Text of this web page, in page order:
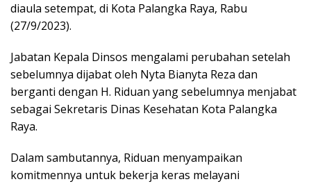
diaula setempat, di Kota Palangka Raya, Rabu
(27/9/2023).
Jabatan Kepala Dinsos mengalami perubahan setelah
sebelumnya dijabat oleh Nyta Bianyta Reza dan
berganti dengan H. Riduan yang sebelumnya menjabat
sebagai Sekretaris Dinas Kesehatan Kota Palangka
Raya.
Dalam sambutannya, Riduan menyampaikan
komitmennya untuk bekerja keras melayani